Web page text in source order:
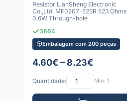
Resistor LianSheng Electronic
Co.,Ltd. MF0207-523R 523 Ohms
0.6W Through-hole
3864
Embalagem com 200 peças
4.60€ – 8.23€
Quantidade: Mín: 1